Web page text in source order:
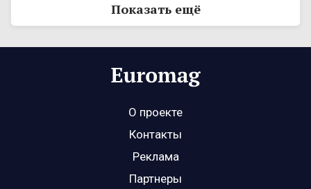
Показать ещё
О проекте
Контакты
Реклама
Партнеры